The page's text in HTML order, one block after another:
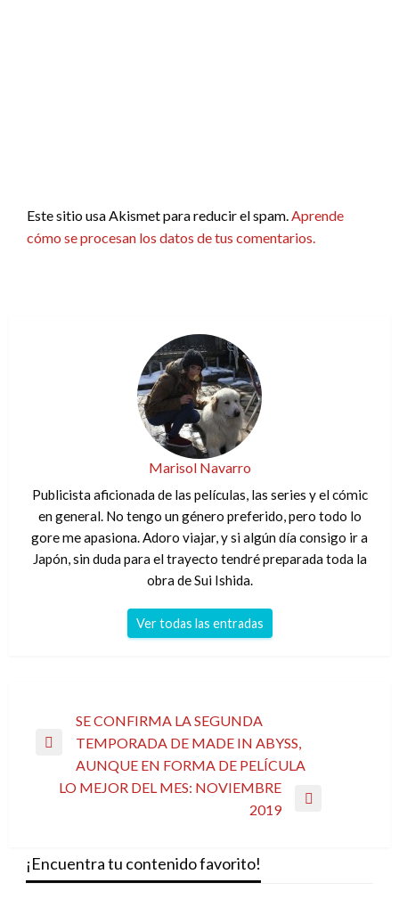
Este sitio usa Akismet para reducir el spam.Aprende
cómo se procesan los datos de tus comentarios.
Marisol Navarro
Publicista aficionada de las películas, las series y el cómic
en general. No tengo un género preferido, pero todo lo
gore me apasiona. Adoro viajar, y si algún día consigo ir a
Japón, sin duda para el trayecto tendré preparada toda la
obra de Sui Ishida.
Ver todas las entradas
Navegación
de
entradas
Entrada
anterior
SE CONFIRMA LA SEGUNDA
TEMPORADA DE MADE IN ABYSS,
AUNQUE EN FORMA DE PELÍCULA
LO MEJOR DEL MES: NOVIEMBRE
2019
¡Encuentra tu contenido favorito!